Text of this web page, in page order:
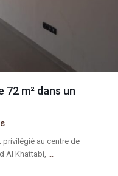
72 m² dans un
privilégié au centre de
Al Khattabi, ...